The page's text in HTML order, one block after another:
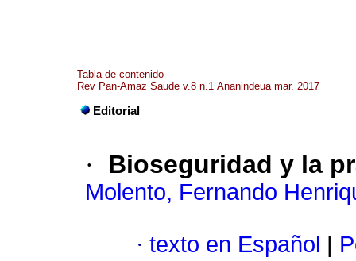
Tabla de contenido
Rev Pan-Amaz Saude v.8 n.1 Ananindeua mar. 2017
Editorial
· Bioseguridad y la
Molento, Fernando
· texto en Español